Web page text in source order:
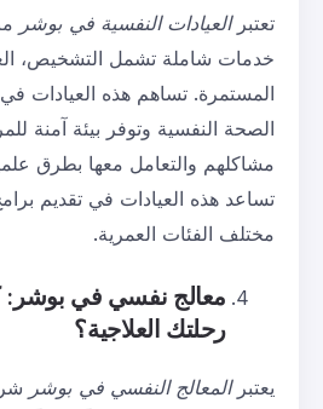
تعتبرالعيادات النفسية في بوشر
خدمات شاملة تشمل التشخيص،
المستمرة. تساهم هذه العيادات
الصحة النفسية وتوفر بيئة آمنة
مشاكلهم والتعامل معها بطرق
تساعد هذه العيادات في تقديم
مختلف الفئات العمرية.
معالج نفسي في
رحلتك العلاجية؟
يعتبرالمعالج النفسي في بوشر